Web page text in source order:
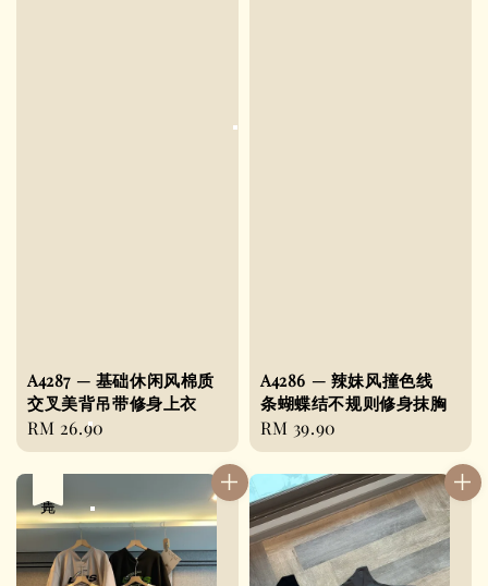
A4287 — 基础休闲风棉质
交叉美背吊带修身上衣
Regular
price
RM 26.90
A4286 — 辣妹风撞色线
条蝴蝶结不规则修身抹胸
Regular
price
RM 39.90